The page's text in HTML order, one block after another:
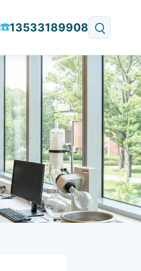
☎13533189908